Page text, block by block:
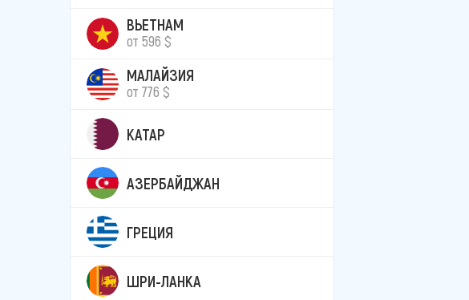
ВЬЕТНАМ
от 596 $
МАЛАЙЗИЯ
от 776 $
КАТАР
АЗЕРБАЙДЖАН
ГРЕЦИЯ
ШРИ-ЛАНКА